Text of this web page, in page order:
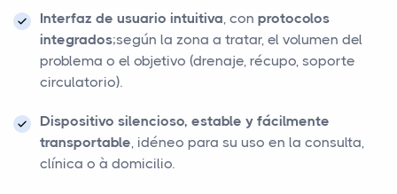
Interfaz de usuario intuitiva, con protocolos
integrados;según la zona a tratar, el volumen del
problema o el objetivo (drenaje, récupo, soporte
circulatorio).
Dispositivo silencioso, estable y fácilmente
transportable, idéneo para su uso en la consulta,
clínica o à domicilio.